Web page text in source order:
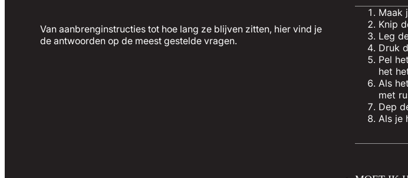
Van aanbrenginstructies tot hoe lang ze blijven zitten, hier vind je
de antwoorden op de meest gestelde vragen.
Maak
Knip
Leg
Druk
Pel
het
Als
met
Dep
Als je